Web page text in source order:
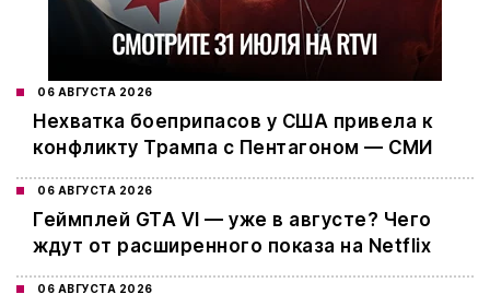
06 АВГУСТА 2026
Нехватка боеприпасов у США привела к
конфликту Трампа с Пентагоном — СМИ
06 АВГУСТА 2026
Геймплей GTA VI — уже в августе? Чего
ждут от расширенного показа на Netflix
06 АВГУСТА 2026